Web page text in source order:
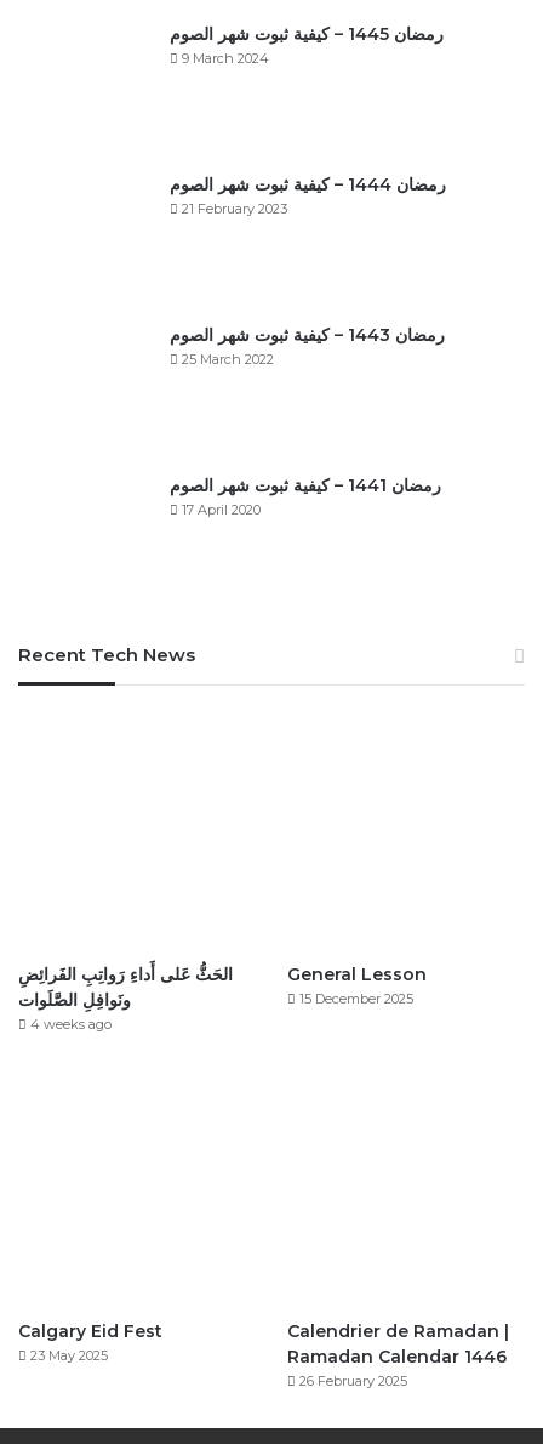
رمضان 1445 – كيفية ثبوت شهر الصوم
9 March 2024
رمضان 1444 – كيفية ثبوت شهر الصوم
21 February 2023
رمضان 1443 – كيفية ثبوت شهر الصوم
25 March 2022
رمضان 1441 – كيفية ثبوت شهر الصوم
17 April 2020
Recent Tech News
الحَثُّ عَلى أَداءِ رَواتِبِ الفَرائِضِ
ونَوافِلِ الصَّلَوات
4 weeks ago
General Lesson
15 December 2025
Calgary Eid Fest
23 May 2025
Calendrier de Ramadan |
Ramadan Calendar 1446
26 February 2025